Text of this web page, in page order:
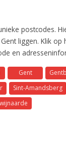
postcodes.
liggen. Klik op
en
Gent
Sint-Amandsberg